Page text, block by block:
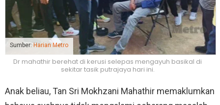
Sumber: Harian Metro
Dr mahathir berehat di kerusi selepas mengayuh basikal di
sekitar tasik putrajaya hari ini.
Anak beliau, Tan Sri Mokhzani Mahathir memaklumkan